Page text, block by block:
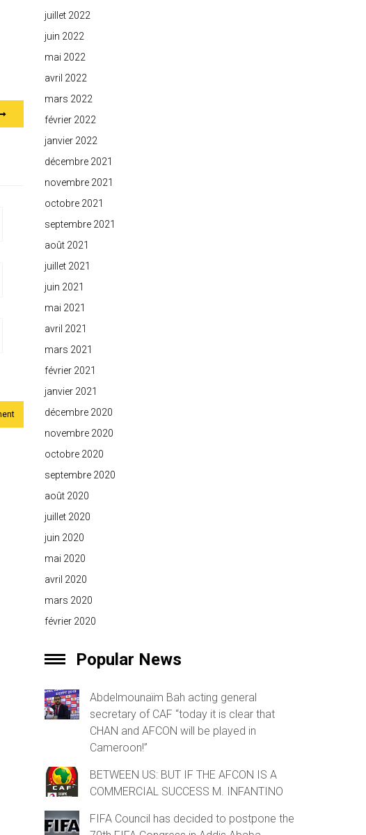
juillet 2022
juin 2022
mai 2022
avril 2022
mars 2022
février 2022
janvier 2022
décembre 2021
novembre 2021
octobre 2021
septembre 2021
août 2021
juillet 2021
juin 2021
mai 2021
avril 2021
mars 2021
février 2021
janvier 2021
décembre 2020
novembre 2020
octobre 2020
septembre 2020
août 2020
juillet 2020
juin 2020
mai 2020
avril 2020
mars 2020
février 2020
Popular News
Abdelmounaïm Bah acting general
secretary of CAF “today it is clear that
CHAN and AFCON will be played in
Cameroon!”
BETWEEN US: BUT IF THE AFCON IS A
COMMERCIAL SUCCESS M. INFANTINO
FIFA Council has decided to postpone the